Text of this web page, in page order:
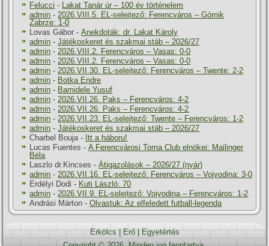
Felucci - Lakat Tanár úr – 100 év történelem
admin -2026.VIII.5. EL-selejtező: Ferencváros – Górnik
Zabrze: 1-0
Lovas Gábor -Anekdoták: dr. Lakat Károly
admin -Játékoskeret és szakmai stáb – 2026/27
admin -2026.VIII.2. Ferencváros – Vasas: 0-0
admin -2026.VIII.2. Ferencváros – Vasas: 0-0
admin -2026.VII.30. EL-selejtező: Ferencváros – Twente: 2-2
admin - Botka Endre
admin - Bamidele Yusuf
admin -2026.VII.26. Paks – Ferencváros: 4-2
admin -2026.VII.26. Paks – Ferencváros: 4-2
admin -2026.VII.23. EL-selejtező: Twente – Ferencváros: 1-2
admin -Játékoskeret és szakmai stáb – 2026/27
Charbel Bouja- Itt a háboru!
Lucas Fuentes -A Ferencvárosi Torna Club elnökei: Mailinger
Béla
Laszlo dr.Kincses -Átigazolások – 2026/27 (nyár)
admin -2026.VII.16. EL-selejtező: Ferencváros – Vojvodina: 3-0
Erdélyi Dodi - Kuti László: 70
admin -2026.VII.9. EL-selejtező: Vojvodina – Ferencváros: 1-2
Andrási Márton -Olvastuk: Az elfeledett futball-legenda
Erkölcs Erő|
Egyetértés